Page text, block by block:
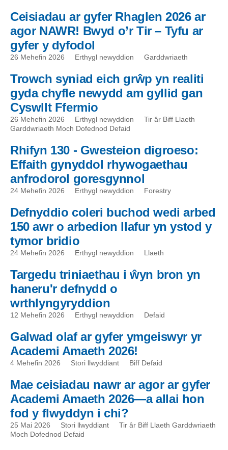
Ceisiadau ar gyfer Rhaglen 2026 ar
agor NAWR! Bwyd o’r Tir – Tyfu ar
gyfer y dyfodol
26 Mehefin 2026 Erthygl newyddion Garddwriaeth
Trowch syniad eich grŵp yn realiti
gyda chyfle newydd am gyllid gan
Cyswllt Ffermio
26 Mehefin 2026 Erthygl newyddion
Tir âr Biff Llaeth
Garddwriaeth Moch Dofednod Defaid
Rhifyn 130 - Gwesteion digroeso:
Effaith gynyddol rhywogaethau
anfrodorol goresgynnol
24 Mehefin 2026 Erthygl newyddion Forestry
Defnyddio coleri buchod wedi arbed
150 awr o arbedion llafur yn ystod y
tymor bridio
24 Mehefin 2026 Erthygl newyddion Llaeth
Targedu triniaethau i ŵyn bron yn
haneru'r defnydd o
wrthlyngyryddion
12 Mehefin 2026 Erthygl newyddion Defaid
Galwad olaf ar gyfer ymgeiswyr yr
Academi Amaeth 2026!
4 Mehefin 2026 Stori llwyddiant Biff Defaid
Mae ceisiadau nawr ar agor ar gyfer
Academi Amaeth 2026—a allai hon
fod y flwyddyn i chi?
25 Mai 2026 Stori llwyddiant
Tir âr Biff Llaeth Garddwriaeth
Moch Dofednod Defaid